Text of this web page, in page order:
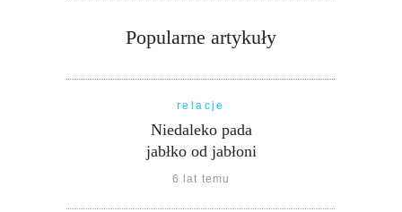
Popularne artykuły
relacje
Niedaleko pada
jabłko od jabłoni
6 lat temu